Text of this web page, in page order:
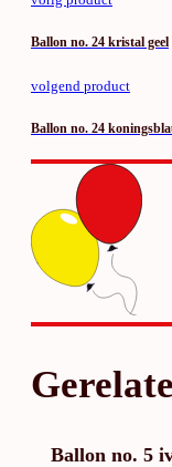
Ballon no. 24 kristal geel
volgend product
Ballon no. 24
Ballon no. 5